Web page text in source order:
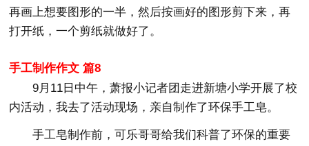
再画上想要图形的一半，然后按画好的图形剪下来，再
打开纸，一个剪纸就做好了。
手工制作作文 篇8
9月11日中午，萧报小记者团走进新塘小学开展了校
内活动，我去了活动现场，亲自制作了环保手工皂。
手工皂制作前，可乐哥哥给我们科普了环保的重要